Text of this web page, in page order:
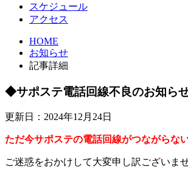
スケジュール
アクセス
HOME
お知らせ
記事詳細
◆サポステ電話回線不良のお知ら
更新日：2024年12月24日
ただ今サポステの電話回線がつながらな
ご迷惑をおかけして大変申し訳ございませ